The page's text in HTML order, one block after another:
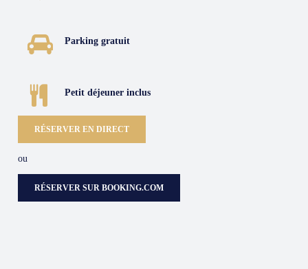
Parking gratuit
Petit déjeuner inclus
RÉSERVER EN DIRECT
ou
RÉSERVER SUR BOOKING.COM